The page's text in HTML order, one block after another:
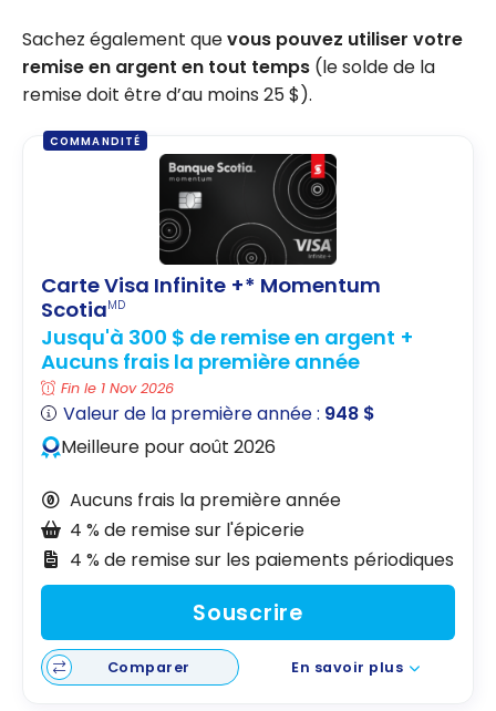
Sachez également quevous pouvez utiliser votre
remise en argent en tout temps (le solde de la
remise doit être d’au moins 25 $).
COMMANDITÉ
Carte Visa Infinite +* Momentum
ScotiaMD
Jusqu'à 300 $ de remise en argent +
Aucuns frais la première année
Fin le 1 Nov 2026
Valeur de la première année : 948 $
Meilleure pour août 2026
Aucuns frais la première année
4 % de remise sur l'épicerie
4 % de remise sur les paiements périodiques
Souscrire
Comparer En savoir plus